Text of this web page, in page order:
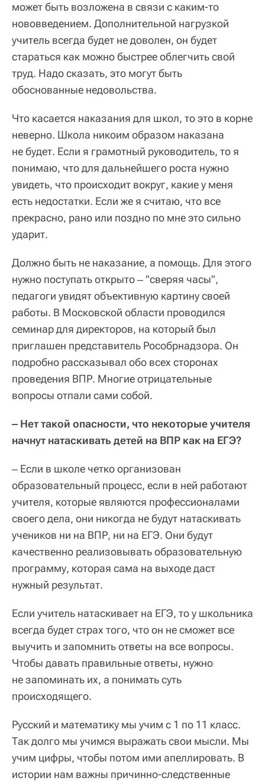
может быть возложена в связи с каким-то
нововведением. Дополнительной нагрузкой
учитель всегда будет не доволен, он будет
стараться как можно быстрее облегчить свой
труд. Надо сказать, это могут быть
обоснованные недовольства.
Что касается наказания для школ, то это в корне
неверно. Школа никоим образом наказана
не будет. Если я грамотный руководитель, то я
понимаю, что для дальнейшего роста нужно
увидеть, что происходит вокруг, какие у меня
есть недостатки. Если же я считаю, что все
прекрасно, рано или поздно по мне это сильно
ударит.
Должно быть не наказание, а помощь. Для этого
нужно поступать открыто ‒ "сверяя часы",
педагоги увидят объективную картину своей
работы. В Московской области проводился
семинар для директоров, на который был
приглашен представитель Рособрнадзора. Он
подробно рассказывал обо всех сторонах
проведения ВПР. Многие отрицательные
вопросы отпали сами собой.
‒ Нет такой опасности, что некоторые учителя
начнут натаскивать детей на ВПР как на ЕГЭ?
‒ Если в школе четко организован
образовательный процесс, если в ней работают
учителя, которые являются профессионалами
своего дела, они никогда не будут натаскивать
учеников ни на ВПР, ни на ЕГЭ. Они будут
качественно реализовывать образовательную
программу, которая сама на выходе даст
нужный результат.
Если учитель натаскивает на ЕГЭ, то у школьника
всегда будет страх того, что он не сможет все
выучить и запомнить ответы на все вопросы.
Чтобы давать правильные ответы, нужно
не запоминать их, а понимать суть
происходящего.
Русский и математику мы учим с 1 по 11 класс.
Так долго мы учимся выражать свои мысли. Мы
учим цифры, чтобы потом ими апеллировать. В
истории нам важны причинно-следственные